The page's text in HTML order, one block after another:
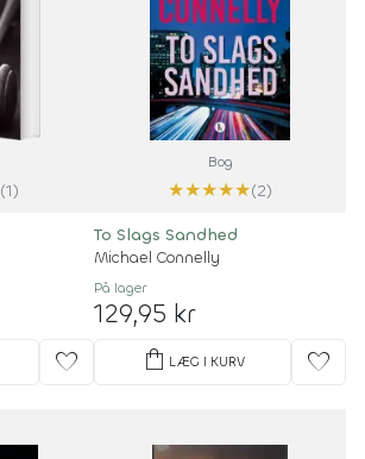
(1)
favorite
Bog
★★★★★(2)
To Slags Sandhed
Michael Connelly
På lager
129,95 kr
shopping_bag LÆG I KURV favorite